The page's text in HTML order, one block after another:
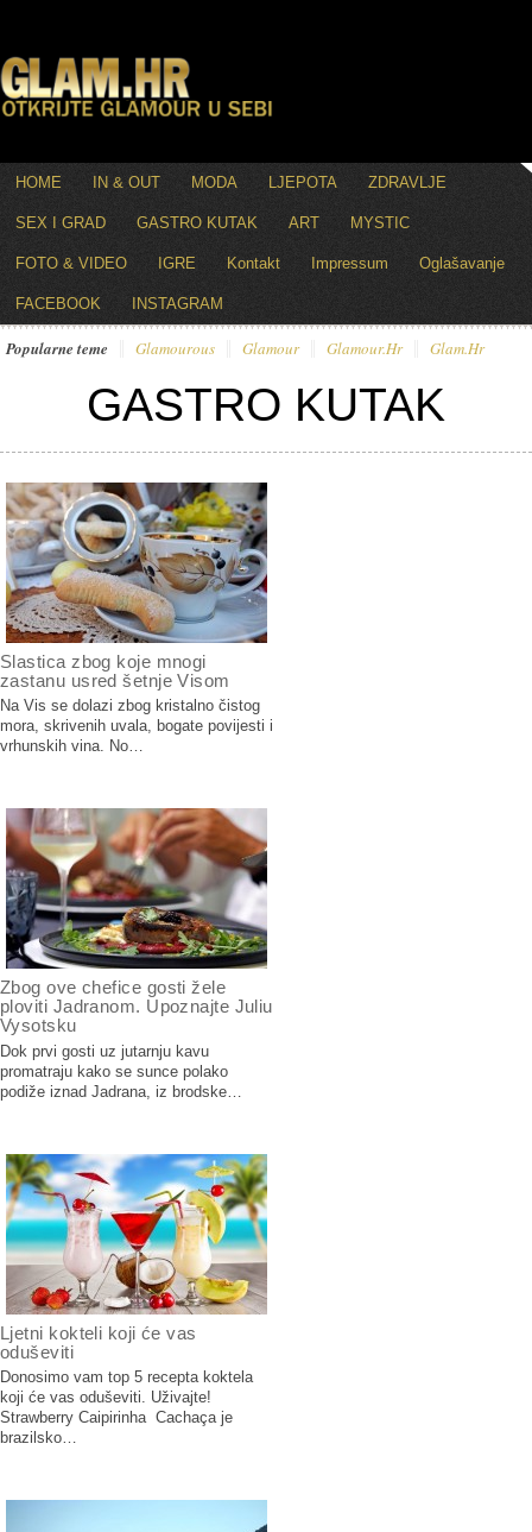
HOME IN & OUT MODA LJEPOTA ZDRAVLJE
SEX I GRAD GASTRO KUTAK ART MYSTIC
FOTO & VIDEO IGRE Kontakt Impressum Oglašavanje
FACEBOOK INSTAGRAM
Popularne teme Glamourous Glamour Glamour.hr Glam.hr
GASTRO KUTAK
Slastica zbog koje mnogi
zastanu usred šetnje Visom
Na Vis se dolazi zbog kristalno čistog
mora, skrivenih uvala, bogate povijesti i
vrhunskih vina. No…
Zbog ove chefice gosti žele
ploviti Jadranom. Upoznajte Juliu
Vysotsku
Dok prvi gosti uz jutarnju kavu
promatraju kako se sunce polako
podiže iznad Jadrana, iz brodske…
Ljetni kokteli koji će vas
oduševiti
Donosimo vam top 5 recepta koktela
koji će vas oduševiti. Uživajte!
Strawberry Caipirinha Cachaça je
brazilsko…